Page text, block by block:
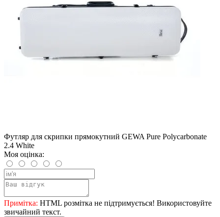
Футляр для скрипки прямокутний GEWA Pure Polycarbonate
2.4 White
Моя оцінка:
Примітка: HTML розмітка не підтримується! Використовуйте
звичайний текст.